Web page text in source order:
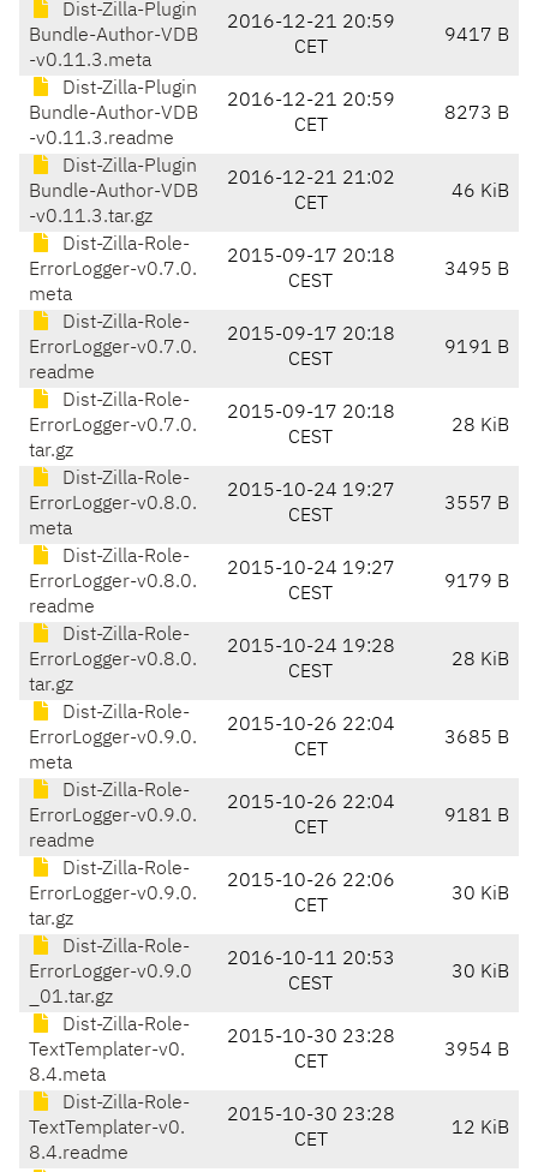
Dist-Zilla-Plugin
Bundle-Author-VDB
-v0.11.3.meta
2016-12-21 20:59
CET
9417 B
Dist-Zilla-Plugin
Bundle-Author-VDB
-v0.11.3.readme
2016-12-21 20:59
CET
8273 B
Dist-Zilla-Plugin
Bundle-Author-VDB
-v0.11.3.tar.gz
2016-12-21 21:02
CET
46 KiB
Dist-Zilla-Role-
ErrorLogger-v0.7.0.
meta
2015-09-17 20:18
CEST
3495 B
Dist-Zilla-Role-
ErrorLogger-v0.7.0.
readme
2015-09-17 20:18
CEST
9191 B
Dist-Zilla-Role-
ErrorLogger-v0.7.0.
tar.gz
2015-09-17 20:18
CEST
28 KiB
Dist-Zilla-Role-
ErrorLogger-v0.8.0.
meta
2015-10-24 19:27
CEST
3557 B
Dist-Zilla-Role-
ErrorLogger-v0.8.0.
readme
2015-10-24 19:27
CEST
9179 B
Dist-Zilla-Role-
ErrorLogger-v0.8.0.
tar.gz
2015-10-24 19:28
CEST
28 KiB
Dist-Zilla-Role-
ErrorLogger-v0.9.0.
meta
2015-10-26 22:04
CET
3685 B
Dist-Zilla-Role-
ErrorLogger-v0.9.0.
readme
2015-10-26 22:04
CET
9181 B
Dist-Zilla-Role-
ErrorLogger-v0.9.0.
tar.gz
2015-10-26 22:06
CET
30 KiB
Dist-Zilla-Role-
ErrorLogger-v0.9.0
_01.tar.gz
2016-10-11 20:53
CEST
30 KiB
Dist-Zilla-Role-
TextTemplater-v0.
8.4.meta
2015-10-30 23:28
CET
3954 B
Dist-Zilla-Role-
TextTemplater-v0.
8.4.readme
2015-10-30 23:28
CET
12 KiB